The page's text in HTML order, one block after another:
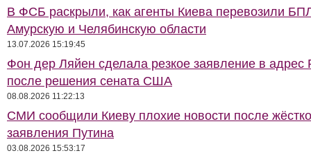
В ФСБ раскрыли, как агенты Киева перевозили
Амурскую и Челябинскую области
13.07.2026 15:19:45
Фон дер Ляйен сделала резкое заявление в адрес
после решения сената США
08.08.2026 11:22:13
СМИ сообщили Киеву плохие новости после
заявления Путина
03.08.2026 15:53:17